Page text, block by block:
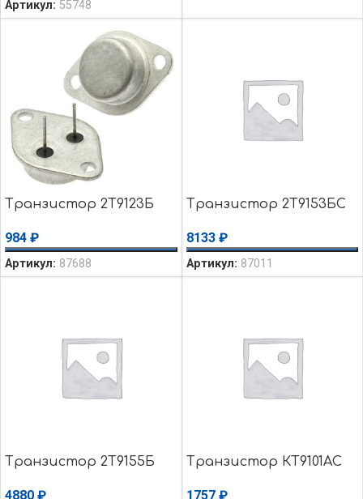
Артикул: 55748
Транзистор 2Т9123Б
984 ₽
Артикул: 87688
Транзистор 2Т9153БС
8133 ₽
Артикул: 87011
Транзистор 2Т9155Б
4880 ₽
Транзистор КТ9101АС
1757 ₽